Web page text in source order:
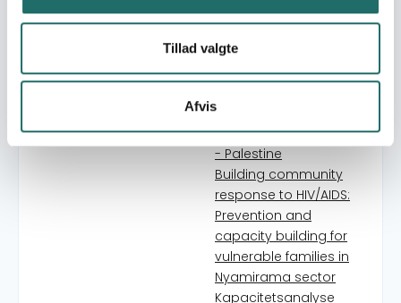
Tillad valgte
Afvis
Kenya, Rwanda,
Tanzania and Zanzibar
Flood response in
Somali region
vulnerable families in
Bethlehem and Hebron
- Palestine
Building community
response to HIV/AIDS:
Prevention and
capacity building for
vulnerable families in
Nyamirama sector
Kapacitetsanalyse